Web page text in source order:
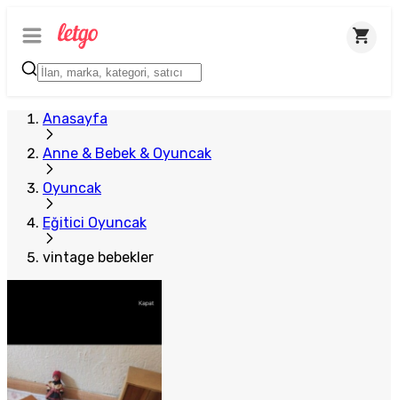
Anasayfa
Anne & Bebek & Oyuncak
Oyuncak
Eğitici Oyuncak
vintage bebekler